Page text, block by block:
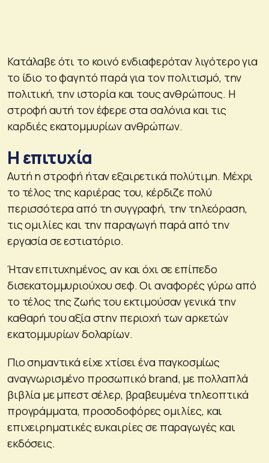
Κατάλαβε ότι το κοινό ενδιαφερόταν λιγότερο για
το ίδιο το φαγητό παρά για τον πολιτισμό, την
πολιτική, την ιστορία και τους ανθρώπους. Η
στροφή αυτή τον έφερε στα σαλόνια και τις
καρδιές εκατομμυρίων ανθρώπων.
Η επιτυχία
Αυτή η στροφή ήταν εξαιρετικά πολύτιμη. Μέχρι
το τέλος της καριέρας του, κέρδιζε πολύ
περισσότερα από τη συγγραφή, την τηλεόραση,
τις ομιλίες και την παραγωγή παρά από την
εργασία σε εστιατόριο.
Ήταν επιτυχημένος, αν και όχι σε επίπεδο
δισεκατομμυριούχου σεφ. Οι αναφορές γύρω από
το τέλος της ζωής του εκτιμούσαν γενικά την
καθαρή του αξία στην περιοχή των αρκετών
εκατομμυρίων δολαρίων.
Πιο σημαντικά είχε χτίσει ένα παγκοσμίως
αναγνωρισμένο προσωπικό brand, με πολλαπλά
βιβλία με μπεστ σέλερ, βραβευμένα τηλεοπτικά
προγράμματα, προσοδοφόρες ομιλίες, και
επιχειρηματικές ευκαιρίες σε παραγωγές και
εκδόσεις.